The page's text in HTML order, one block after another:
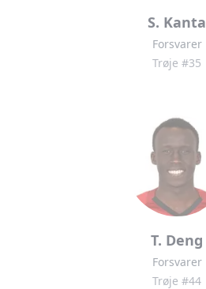
S. Kanta
Forsvarer
Trøje #35
T. Deng
Forsvarer
Trøje #44